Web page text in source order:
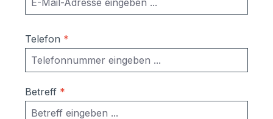
Telefon *
Betreff *